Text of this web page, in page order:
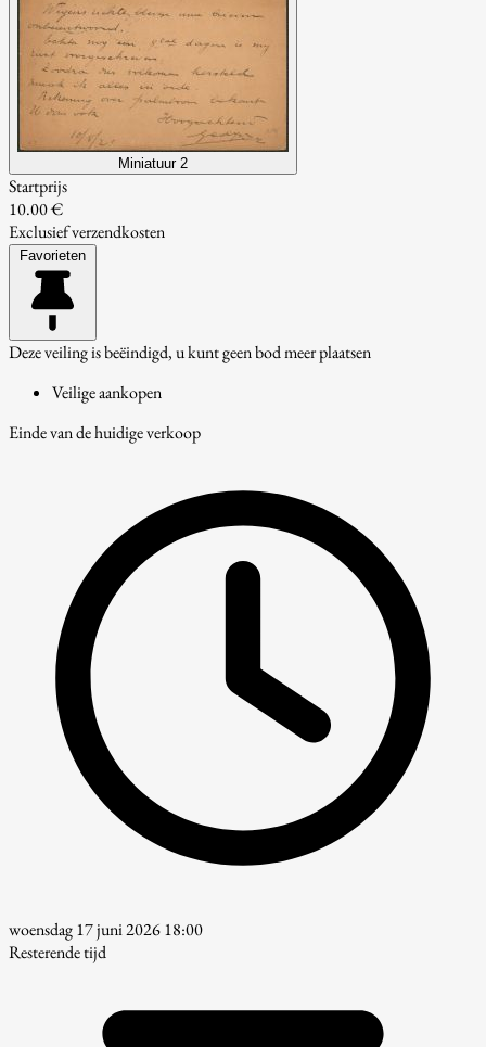
Miniatuur 2
Startprijs
10.00 €
Exclusief verzendkosten
Favorieten
Deze veiling is beëindigd, u kunt geen bod meer plaatsen
Veilige aankopen
Einde van de huidige verkoop
woensdag 17 juni 2026 18:00
Resterende tijd